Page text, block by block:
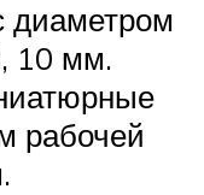
диаметром
10 мм.
рабочей